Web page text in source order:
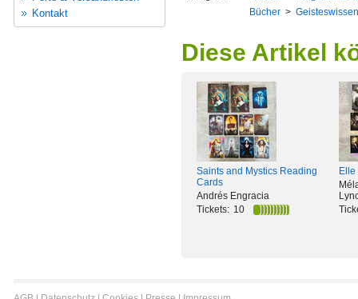
Kontakt
Bücher >
Diese Artikel
Saints and Mystics Reading
Cards
Andrés Engracia
Tickets: 10